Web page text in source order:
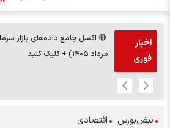
اخبار
فوری
مرداد ۱۴۰۵) + کلیک کنید
نبض‌بورس اقتصادی